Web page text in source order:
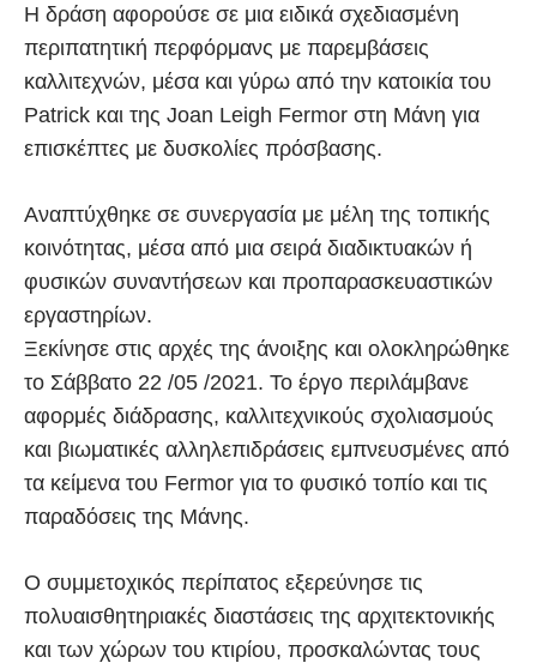
Η δράση αφορούσε σε μια ειδικά σχεδιασμένη
περιπατητική περφόρμανς με παρεμβάσεις
καλλιτεχνών, μέσα και γύρω από την κατοικία του
Patrick και της Joan Leigh Fermor στη Μάνη για
επισκέπτες με δυσκολίες πρόσβασης.
Αναπτύχθηκε σε συνεργασία με μέλη της τοπικής
κοινότητας, μέσα από μια σειρά διαδικτυακών ή
φυσικών συναντήσεων και προπαρασκευαστικών
εργαστηρίων.
Ξεκίνησε στις αρχές της άνοιξης και ολοκληρώθηκε
το Σάββατο 22 /05 /2021. Το έργο περιλάμβανε
αφορμές διάδρασης, καλλιτεχνικούς σχολιασμούς
και βιωματικές αλληλεπιδράσεις εμπνευσμένες από
τα κείμενα του Fermor για το φυσικό τοπίο και τις
παραδόσεις της Μάνης.
Ο συμμετοχικός περίπατος εξερεύνησε τις
πολυαισθητηριακές διαστάσεις της αρχιτεκτονικής
και των χώρων του κτιρίου, προσκαλώντας τους